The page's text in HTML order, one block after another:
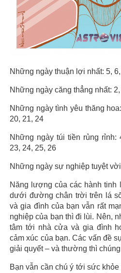
Những ngày thuận lợi nhất: 5,
Những ngày căng thẳng nhất:
Những ngày tình yêu thăng
20, 21, 24
Những ngày túi tiền rủng rỉnh:
23, 24, 25, 26
Những ngày sự nghiệp tuyệt
Năng lượng của các hành tinh
dưới đường chân trời trên lá
và gia đình của bạn vẫn rất
nghiệp của bạn thì đi lùi. Nên,
tâm tới nhà cửa và gia đình
cảm xúc của bạn. Các vấn đề
giải quyết – và thường thì
Bạn vẫn cần chú ý tới sức